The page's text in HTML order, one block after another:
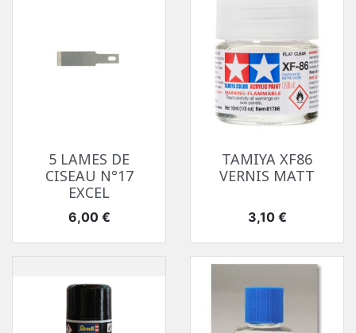
5 LAMES DE
CISEAU N°17
EXCEL
Prix
6,00 €
TAMIYA XF86
VERNIS MATT
Prix
3,10 €